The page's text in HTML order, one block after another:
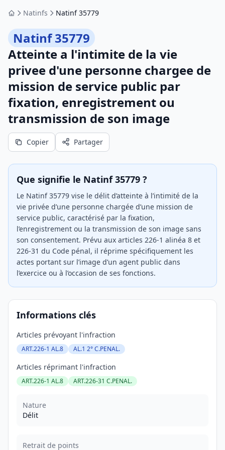
AccueilNatinfs Natinf 35779
Natinf 35779
Atteinte a l'intimite de la vie
privee d'une personne chargee de
mission de service public par
fixation, enregistrement ou
transmission de son image
Copier Partager
Que signifie le Natinf 35779 ?
Le Natinf 35779 vise le délit d’atteinte à l’intimité de la
vie privée d’une personne chargée d’une mission de
service public, caractérisé par la fixation,
l’enregistrement ou la transmission de son image sans
son consentement. Prévu aux articles 226-1 alinéa 8 et
226-31 du Code pénal, il réprime spécifiquement les
actes portant sur l’image d’un agent public dans
l’exercice ou à l’occasion de ses fonctions.
Informations clés
Articles prévoyant l'infraction
ART.226-1 AL.8 AL.1 2° C.PENAL.
Articles réprimant l'infraction
ART.226-1 AL.8 ART.226-31 C.PENAL.
Nature
Délit
Retrait de points